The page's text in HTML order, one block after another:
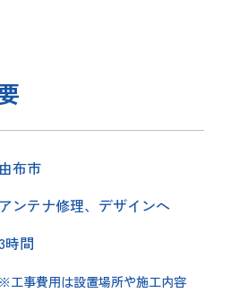
由布市
アンテナ修理、デザインへ
3時間
※工事費用は設置場所や施工内容